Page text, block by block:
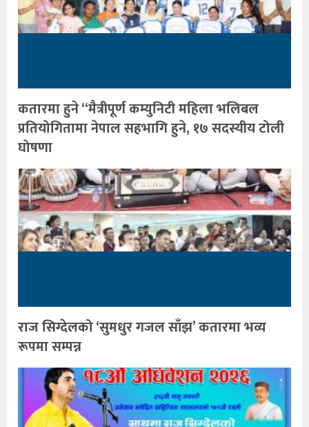
कतारमा हुने “मैत्रीपूर्ण कम्युनिटी महिला भलिबल
प्रतियोगितामा नेपाल सहभागि हुने, १७ सदस्यीय टोली
घोषणा
राज सिग्देलको ‘सुमधुर गजल साँझ’ कतारमा भव्य
रूपमा सम्पन्न